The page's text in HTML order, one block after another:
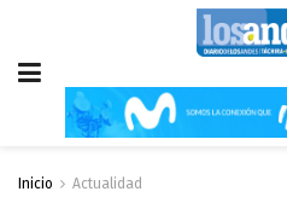
Inicio Actualidad